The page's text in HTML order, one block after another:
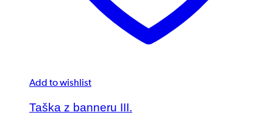
Add to wishlist
Taška z banneru III.